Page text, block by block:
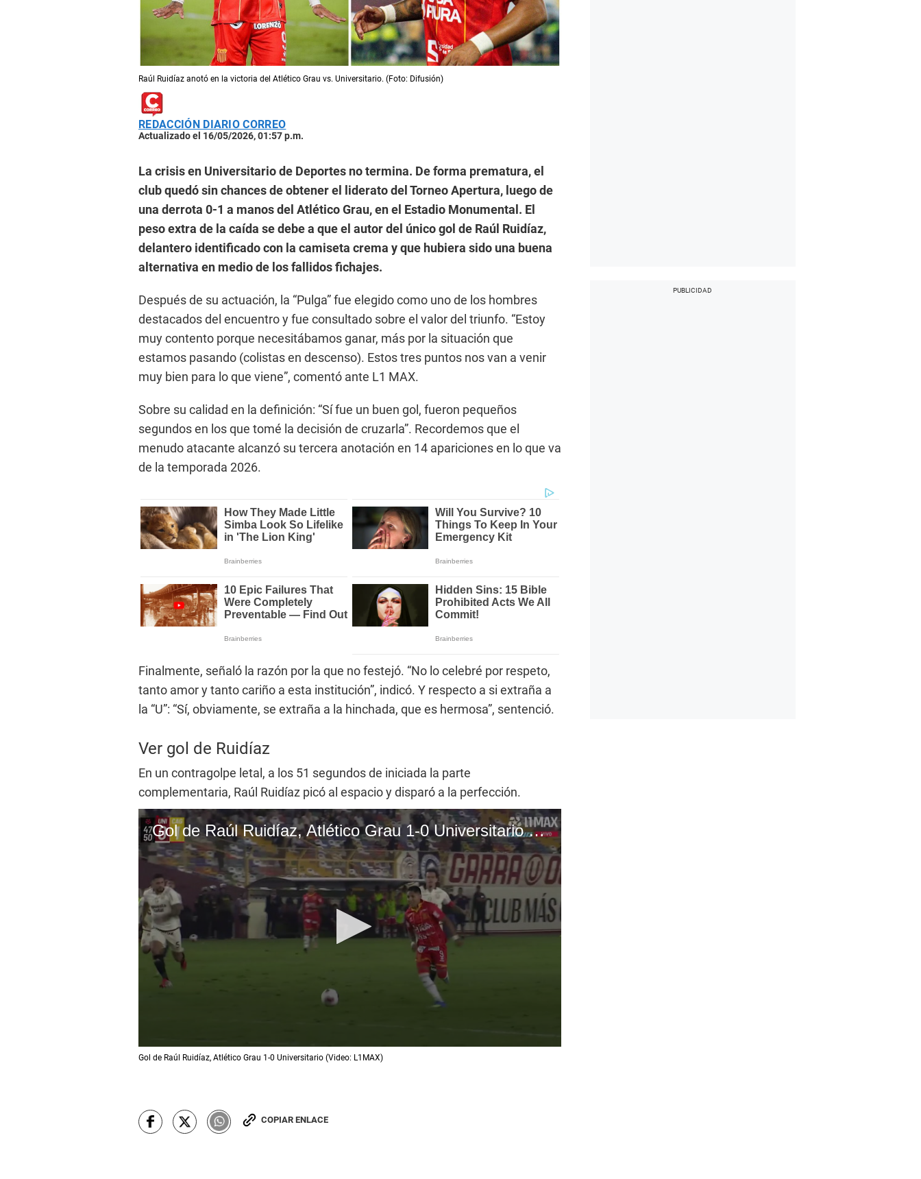
Raúl Ruidíaz anotó en la victoria del Atlético Grau vs. Universitario. (Foto: Difusión)
REDACCIÓN DIARIO CORREO
Actualizado el 16/05/2026, 01:57 p.m.
La crisis en Universitario de Deportes no termina. De forma prematura, el
club quedó sin chances de obtener el liderato del Torneo Apertura, luego de
una derrota 0-1 a manos del Atlético Grau, en el Estadio Monumental. El
peso extra de la caída se debe a que el autor del único gol de Raúl Ruidíaz,
delantero identificado con la camiseta crema y que hubiera sido una buena
alternativa en medio de los fallidos fichajes.
Después de su actuación, la “Pulga” fue elegido como uno de los hombres
destacados del encuentro y fue consultado sobre el valor del triunfo. “Estoy
muy contento porque necesitábamos ganar, más por la situación que
estamos pasando (colistas en descenso). Estos tres puntos nos van a venir
muy bien para lo que viene”, comentó ante L1 MAX.
Sobre su calidad en la definición: “Sí fue un buen gol, fueron pequeños
segundos en los que tomé la decisión de cruzarla”. Recordemos que el
menudo atacante alcanzó su tercera anotación en 14 apariciones en lo que va
de la temporada 2026.
Finalmente, señaló la razón por la que no festejó. “No lo celebré por respeto,
tanto amor y tanto cariño a esta institución”, indicó. Y respecto a si extraña a
la “U”: “Sí, obviamente, se extraña a la hinchada, que es hermosa”, sentenció.
Ver gol de Ruidíaz
En un contragolpe letal, a los 51 segundos de iniciada la parte
complementaria, Raúl Ruidíaz picó al espacio y disparó a la perfección.
Gol de Raúl Ruidíaz, Atlético Grau 1-0 Universitario (Video: L1MAX)
s
d
s
Gol de Raúl Ruidíaz, Atlético Grau 1-0 Universitario (Video: L1MAX)
COPIAR ENLACE